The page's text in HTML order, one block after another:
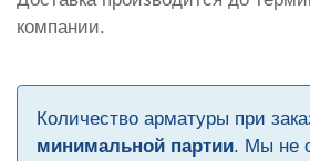
компании.
Количество арматуры при
минимальной партии. Мы не